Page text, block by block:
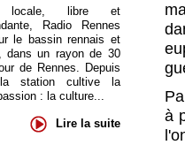
locale, libre et
Radio Rennes
le bassin rennais et
dans un rayon de 30
de Rennes. Depuis
station cultive la
: la culture...
Lire la suite
à